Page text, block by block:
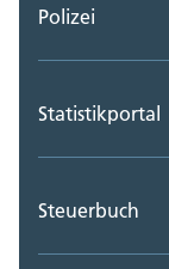
Polizei
Statistikportal
Steuerbuch